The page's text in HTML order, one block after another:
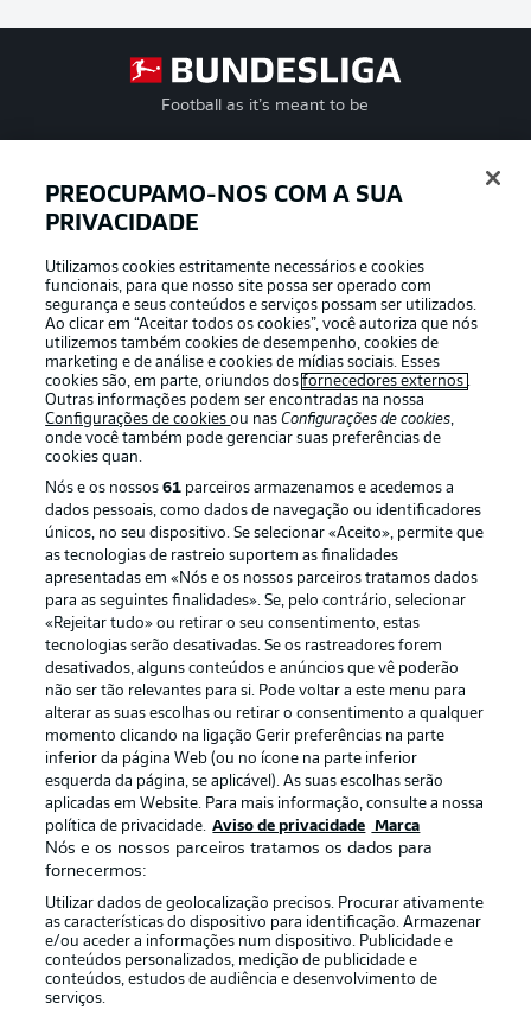
Football as it’s meant to be
APLICATIVO DA BUNDESLIGA
Oferecido por
Publicidade Avisos legais
Gerir preferências Aviso de privacidade
Emissoras
Trabalhe conosco Marca
Contato Jogadores
PREOCUPAMO-NOS COM A SUA
PRIVACIDADE
Utilizamos cookies estritamente necessários e cookies
funcionais, para que nosso site possa ser operado com
segurança e seus conteúdos e serviços possam ser utilizados.
Ao clicar em “Aceitar todos os cookies”, você autoriza que nós
utilizemos também cookies de desempenho, cookies de
marketing e de análise e cookies de mídias sociais. Esses
cookies são, em parte, oriundos dosfornecedores externos .
Outras informações podem ser encontradas na nossa
Configurações de cookiesou nasConfigurações de cookies,
onde você também pode gerenciar suas preferências de
cookies quan.
Nós e os nossos61 parceiros armazenamos e acedemos a
dados pessoais, como dados de navegação ou identificadores
únicos, no seu dispositivo. Se selecionar «Aceito», permite que
as tecnologias de rastreio suportem as finalidades
apresentadas em «Nós e os nossos parceiros tratamos dados
para as seguintes finalidades». Se, pelo contrário, selecionar
«Rejeitar tudo» ou retirar o seu consentimento, estas
tecnologias serão desativadas. Se os rastreadores forem
desativados, alguns conteúdos e anúncios que vê poderão
não ser tão relevantes para si. Pode voltar a este menu para
alterar as suas escolhas ou retirar o consentimento a qualquer
momento clicando na ligação Gerir preferências na parte
inferior da página Web (ou no ícone na parte inferior
esquerda da página, se aplicável). As suas escolhas serão
aplicadas em Website. Para mais informação, consulte a nossa
política de privacidade. Aviso de privacidade Marca
Nós e os nossos parceiros tratamos os dados para
fornecermos:
Utilizar dados de geolocalização precisos. Procurar ativamente
as características do dispositivo para identificação. Armazenar
e/ou aceder a informações num dispositivo. Publicidade e
conteúdos personalizados, medição de publicidade e
conteúdos, estudos de audiência e desenvolvimento de
serviços.